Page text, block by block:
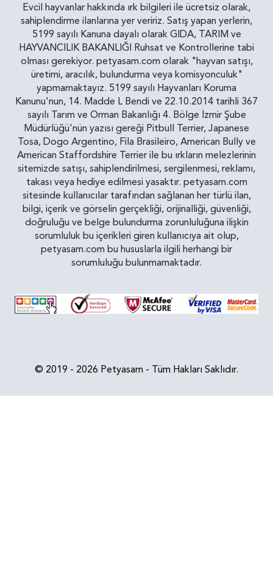
Evcil hayvanlar hakkında ırk bilgileri ile ücretsiz olarak,
sahiplendirme ilanlarına yer veririz. Satış yapan yerlerin,
5199 sayılı Kanuna dayalı olarak GIDA, TARIM ve
HAYVANCILIK BAKANLIĞI Ruhsat ve Kontrollerine tabi
olması gerekiyor. petyasam.com olarak "hayvan satışı,
üretimi, aracılık, bulundurma veya komisyonculuk"
yapmamaktayız. 5199 sayılı Hayvanları Koruma
Kanunu'nun, 14. Madde L Bendi ve 22.10.2014 tarihli 367
sayılı Tarım ve Orman Bakanlığı 4. Bölge İzmir Şube
Müdürlüğü'nün yazısı gereği Pitbull Terrier, Japanese
Tosa, Dogo Argentino, Fila Brasileiro, American Bully ve
American Staffordshire Terrier ile bu ırkların melezlerinin
sitemizde satışı, sahiplendirilmesi, sergilenmesi, reklamı,
takası veya hediye edilmesi yasaktır. petyasam.com
sitesinde kullanıcılar tarafından sağlanan her türlü ilan,
bilgi, içerik ve görselin gerçekliği, orijinalliği, güvenliği,
doğruluğu ve belge bulundurma zorunluluğuna ilişkin
sorumluluk bu içerikleri giren kullanıcıya ait olup,
petyasam.com bu hususlarla ilgili herhangi bir
sorumluluğu bulunmamaktadır.
© 2019 - 2026 Petyasam - Tüm Hakları Saklıdır.